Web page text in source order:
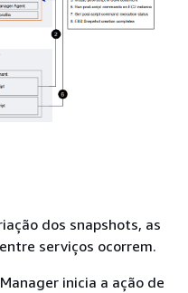
dos snapshots, as
serviços ocorrem.
inicia a ação de